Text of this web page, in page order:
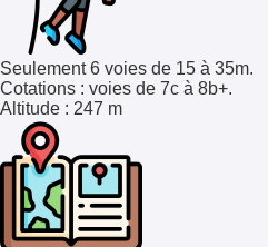
Seulement 6 voies de 15 à 35m.
Cotations : voies de 7c à 8b+.
Altitude : 247 m